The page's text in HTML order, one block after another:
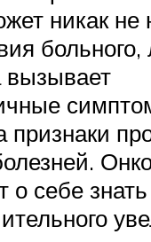
никак не
вызывает
признаки
о себе